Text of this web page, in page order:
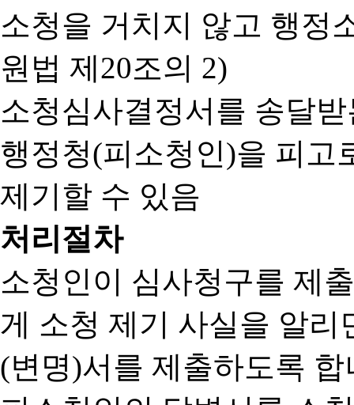
소청을 거치지 않고 행정
원법 제20조의 2)
소청심사결정서를 송달
행정청(피소청인)을 피고
제기할 수 있음
처리절차
소청인이 심사청구를 제
게 소청 제기 사실을 알
(변명)서를 제출하도록 합